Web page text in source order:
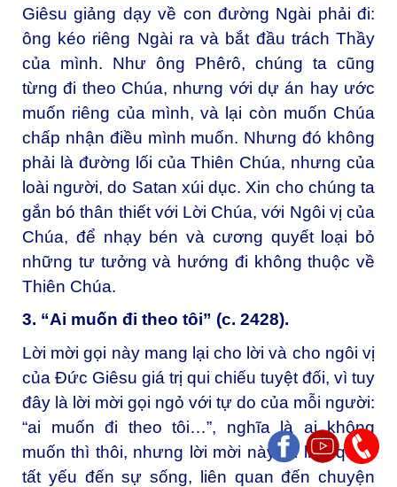
Giêsu giảng dạy về con đường Ngài phải đi:
ông kéo riêng Ngài ra và bắt đầu trách Thầy
của mình. Như ông Phêrô, chúng ta cũng
từng đi theo Chúa, nhưng với dự án hay ước
muốn riêng của mình, và lại còn muốn Chúa
chấp nhận điều mình muốn. Nhưng đó không
phải là đường lối của Thiên Chúa, nhưng của
loài người, do Satan xúi dục. Xin cho chúng ta
gắn bó thân thiết với Lời Chúa, với Ngôi vị của
Chúa, để nhạy bén và cương quyết loại bỏ
những tư tưởng và hướng đi không thuộc về
Thiên Chúa.
3. “Ai muốn đi theo tôi” (c. 2428).
Lời mời gọi này mang lại cho lời và cho ngôi vị
của Đức Giêsu giá trị qui chiếu tuyệt đối, vì tuy
đây là lời mời gọi ngỏ với tự do của mỗi người:
“ai muốn đi theo tôi…”, nghĩa là ai không
muốn thì thôi, nhưng lời mời này lại liên quan
tất yếu đến sự sống, liên quan đến chuyện